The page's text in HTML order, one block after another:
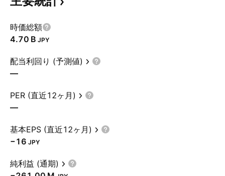
時価総額
‪4.70 B‬ JPY
配当利回り (予測値)
—
PER (直近12ヶ月)
—
基本EPS (直近12ヶ月)
−16 JPY
純利益 (通期)